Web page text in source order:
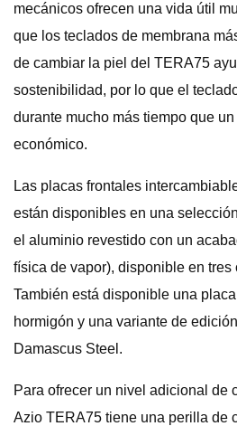
mecánicos ofrecen una vida útil
que los teclados de membrana
de cambiar la piel del TERA75
sostenibilidad, por lo que el
durante mucho más tiempo que
económico.
Las placas frontales
están disponibles en una
el aluminio revestido con un
física de vapor), disponible en tres
También está disponible una
hormigón y una variante de
Damascus Steel.
Para ofrecer un nivel adicional de
Azio TERA75 tiene una perilla de